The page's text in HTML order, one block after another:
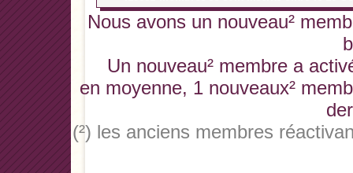
Nous avons un nouveau²
Un nouveau² membre a
en moyenne, 1 nouveaux²
(²) les anciens membres